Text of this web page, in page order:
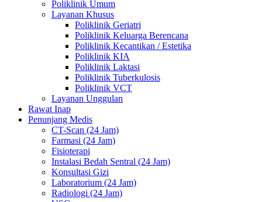
Poliklinik Umum
Layanan Khusus
Poliklinik Geriatri
Poliklinik Keluarga Berencana
Poliklinik Kecantikan / Estetika
Poliklinik KIA
Poliklinik Laktasi
Poliklinik Tuberkulosis
Poliklinik VCT
Layanan Unggulan
Rawat Inap
Penunjang Medis
CT-Scan (24 Jam)
Farmasi (24 Jam)
Fisioterapi
Instalasi Bedah Sentral (24 Jam)
Konsultasi Gizi
Laboratorium (24 Jam)
Radiologi (24 Jam)